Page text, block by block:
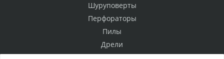
Шуруповерты
Перфораторы
Пилы
Дрели